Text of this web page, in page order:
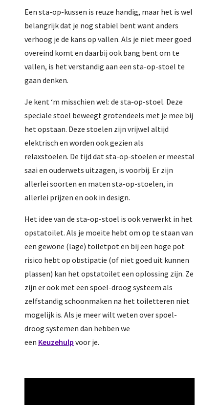
Een sta-op-kussen is reuze handig, maar het is wel
belangrijk dat je nog stabiel bent want anders
verhoog je de kans op vallen. Als je niet meer goed
overeind komt en daarbij ook bang bent om te
vallen, is het verstandig aan een sta-op-stoel te
gaan denken.
Je kent ‘m misschien wel: de sta-op-stoel. Deze
speciale stoel beweegt grotendeels met je mee bij
het opstaan. Deze stoelen zijn vrijwel altijd
elektrisch en worden ook gezien als
relaxstoelen. De tijd dat sta-op-stoelen er meestal
saai en ouderwets uitzagen, is voorbij. Er zijn
allerlei soorten en maten sta-op-stoelen, in
allerlei prijzen en ook in design.
Het idee van de sta-op-stoel is ook verwerkt in het
opstatoilet. Als je moeite hebt om op te staan van
een gewone (lage) toiletpot en bij een hoge pot
risico hebt op obstipatie (of niet goed uit kunnen
plassen) kan het opstatoilet een oplossing zijn. Ze
zijn er ook met een spoel-droog systeem als
zelfstandig schoonmaken na het toiletteren niet
mogelijk is. Als je meer wilt weten over spoel-
droog systemen dan hebben we
een Keuzehulp voor je.